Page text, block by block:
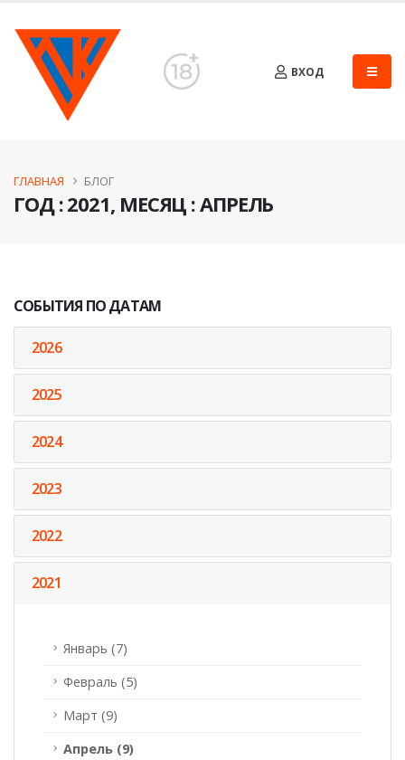
ВХОД
ГОД : 2021, МЕСЯЦ : АПРЕЛЬ
ГЛАВНАЯ БЛОГ
СОБЫТИЯ ПО ДАТАМ
2026
2025
2024
2023
2022
2021
Январь (7)
Февраль (5)
Март (9)
Апрель (9)